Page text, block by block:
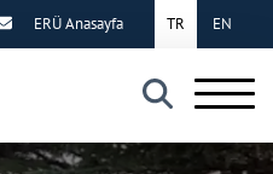
×
TR EN
ERÜ Anasayfa